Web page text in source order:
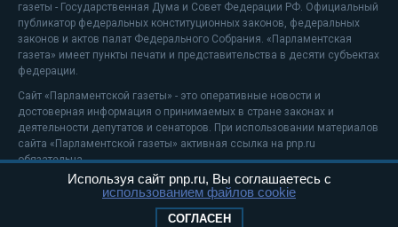
газеты - Государственная Дума и Совет Федерации РФ. Официальный
публикатор федеральных конституционных законов, федеральных
законов и актов палат Федерального Собрания. «Парламентская
газета» имеет пункты печати и представительства в десяти субъектах
федерации.
Сайт «Парламентской газеты» - это оперативные новости и
достоверная информация о принимаемых в стране законах и
деятельности депутатов и сенаторов. При использовании материалов
сайта «Парламентской газеты» активная ссылка на pnp.ru
обязательна.
На информационном ресурсе применяютсярекомендательные
Положение о защите персональных данных
Используя сайт pnp.ru, Вы соглашаетесь с
использованием файлов cookie
СОГЛАСЕН